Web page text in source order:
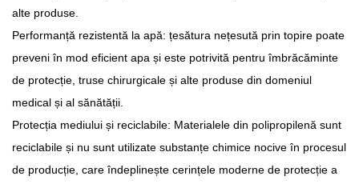
alte produse.
Performanță rezistentă la apă: țesătura nețesută prin topire poate
preveni în mod eficient apa și este potrivită pentru îmbrăcăminte
de protecție, truse chirurgicale și alte produse din domeniul
medical și al sănătății.
Protecția mediului și reciclabile: Materialele din polipropilenă sunt
reciclabile și nu sunt utilizate substanțe chimice nocive în procesul
de producție, care îndeplinește cerințele moderne de protecție a